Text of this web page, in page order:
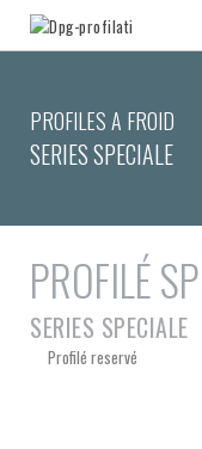
PROFILES A FROID
SERIES SPECIALE
PROFILÉ
SERIES SPECIALE
Profilé reservé